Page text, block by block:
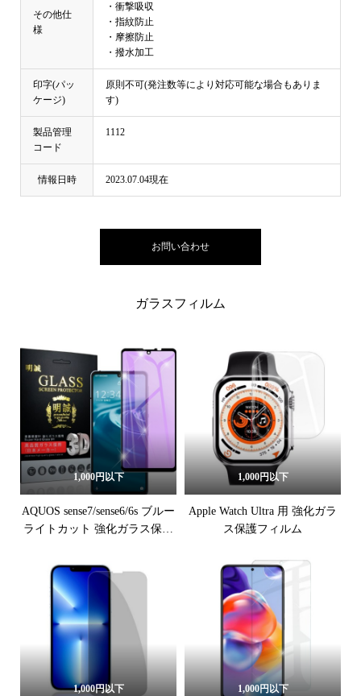
その他仕
様
・衝撃吸収
・指紋防止
・摩擦防止
・撥水加工
印字(パッ
ケージ)
原則不可(発注数等により対応可能な場合もありま
す)
製品管理
コード
1112
情報日時 2023.07.04現在
お問い合わせ
ガラスフィルム
1,000円以下
AQUOS sense7/sense6/6s ブルー
ライトカット 強化ガラス保護
1,000円以下
Apple Watch Ultra 用 強化ガラ
ス保護フィルム
1,000円以下 1,000円以下